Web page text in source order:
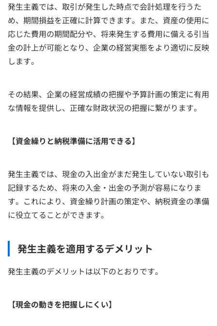
発生主義では、取引が発生した時点で会計処理を行うた
め、期間損益を正確に計算できます。また、資産の使用に
応じた費用の期間配分や、将来発生する費用に備える引当
金の計上が可能となり、企業の経営実態をより適切に反映
します。
その結果、企業の経営成績の把握や予算計画の策定に有用
な情報を提供し、正確な財政状況の把握に繋がります。
【資金繰りと納税準備に活用できる】
発生主義では、現金の入出金がまだ発生していない取引も
記録するため、将来の入金・出金の予測が容易になりま
す。これにより、資金繰り計画の策定や、納税資金の準備
に役立てることができます。
発生主義を適用するデメリット
発生主義のデメリットは以下のとおりです。
【現金の動きを把握しにくい】